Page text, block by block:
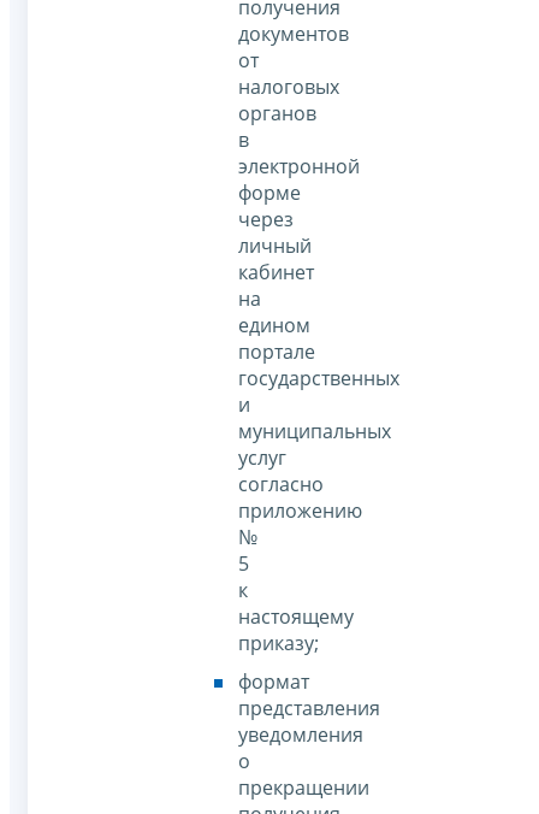
получения
документов
от
налоговых
органов
в
электронной
форме
через
личный
кабинет
на
едином
портале
государственных
и
муниципальных
услуг
согласно
приложению
№
5
к
настоящему
приказу;
формат
представления
уведомления
о
прекращении